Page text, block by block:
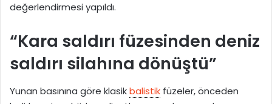
değerlendirmesi yapıldı.
“Kara saldırı füzesinden deniz
saldırı silahına dönüştü”
Yunan basınına göre klasikbalistik füzeler, önceden